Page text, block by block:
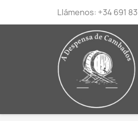
Llámenos: +34 691